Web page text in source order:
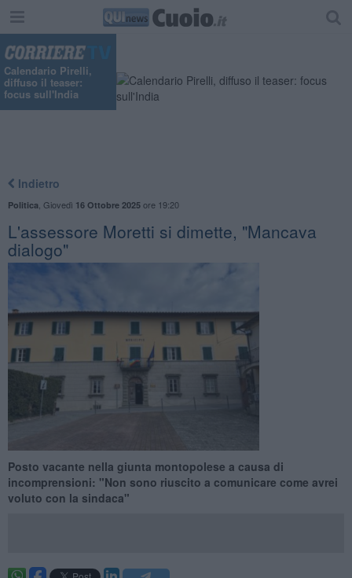
Calendario Pirelli,
diffuso il teaser:
focus sull'India
Indietro
Politica Giovedì 16 Ottobre 2025ore 19:20
L'assessore Moretti si dimette, "Mancava
dialogo"
Posto vacante nella giunta montopolese a causa di
incomprensioni: "Non sono riuscito a comunicare come avrei
voluto con la sindaca"